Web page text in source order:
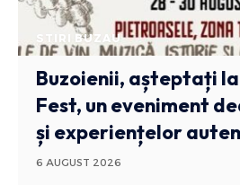
STIRI BUZAU
Buzoienii, așteptați la
Fest, un eveniment
și experiențelor
6 AUGUST 2026